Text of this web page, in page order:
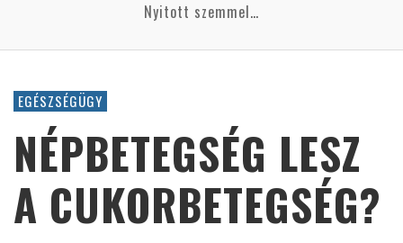
Nyitott szemmel…
EGÉSZSÉGÜGY
NÉPBETEGSÉG LESZ
A CUKORBETEGSÉG?